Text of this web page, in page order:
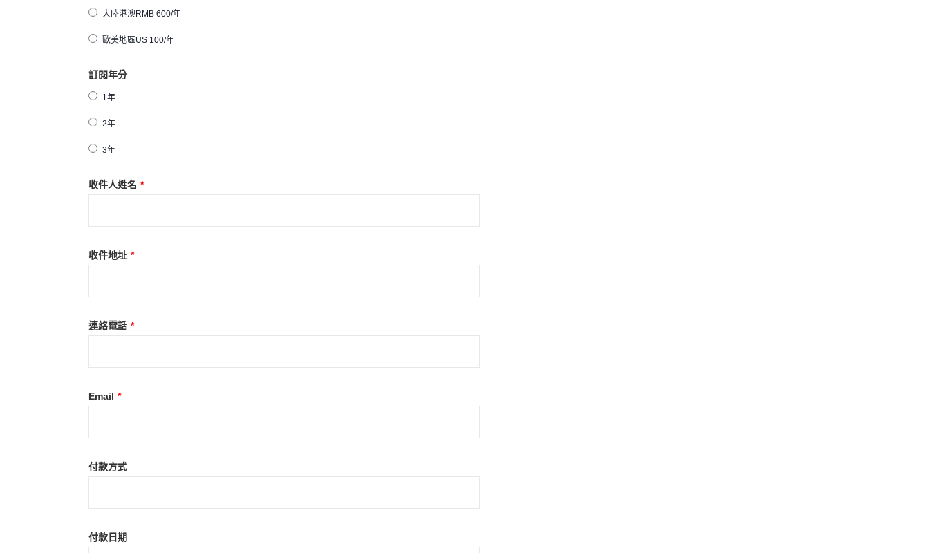
大陸港澳RMB 600/年
歐美地區US 100/年
訂閱年分
1年
2年
3年
收件人姓名 *
收件地址 *
連絡電話 *
Email *
付款方式
付款日期